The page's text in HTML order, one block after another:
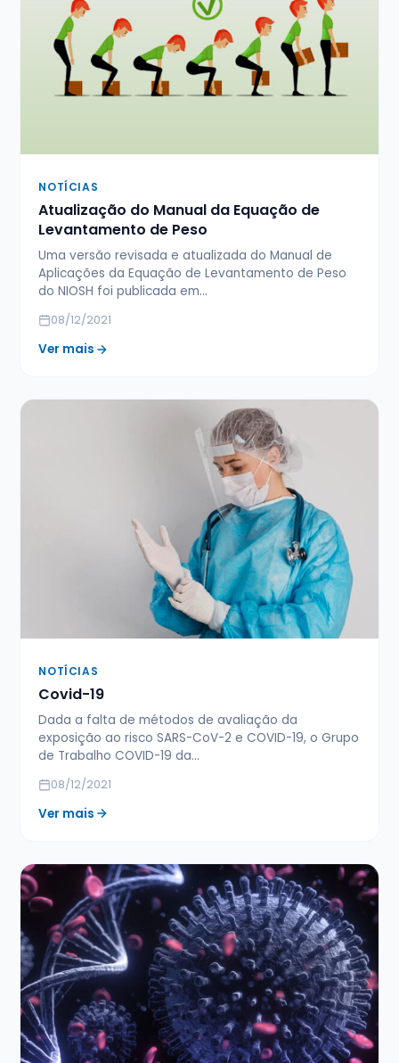
NOTÍCIAS
Atualização do Manual da Equação de
Levantamento de Peso
Uma versão revisada e atualizada do Manual de
Aplicações da Equação de Levantamento de Peso
do NIOSH foi publicada em…
08/12/2021
Ver mais
NOTÍCIAS
Covid-19
Dada a falta de métodos de avaliação da
exposição ao risco SARS-CoV-2 e COVID-19, o Grupo
de Trabalho COVID-19 da…
08/12/2021
Ver mais